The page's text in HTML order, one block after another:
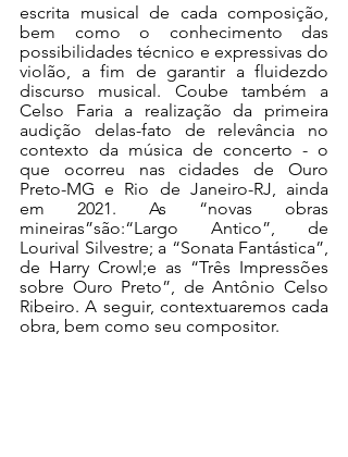
escrita musical de cada composição,
bem como o conhecimento das
possibilidades técnico e expressivas do
violão, a fim de garantir a fluidezdo
discurso musical. Coube também a
Celso Faria a realização da primeira
audição delas-fato de relevância no
contexto da música de concerto - o
que ocorreu nas cidades de Ouro
Preto-MG e Rio de Janeiro-RJ, ainda
em 2021. As “novas obras
mineiras”são:“Largo Antico”, de
Lourival Silvestre; a “Sonata Fantástica”,
de Harry Crowl;e as “Três Impressões
sobre Ouro Preto”, de Antônio Celso
Ribeiro. A seguir, contextuaremos cada
obra, bem como seu compositor.